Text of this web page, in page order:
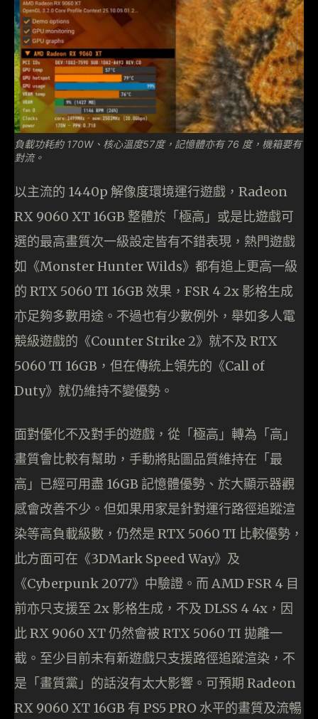
負載功耗約 170W、核心溫度57度，記憶體亦有 76 度，機箱要有
對流。
以主流的 1440p 解像度環境運行遊戲，Radeon
RX 9060 XT 16GB 整體於「極高」或是比遊戲可
選的最高畫質次一級設定皆有不錯表現，熱門遊戲
如《Monster Hunter Wilds》都有追上更高一級
的 RTX 5060 TI 16GB 效果，FSR 4 2x 影格生成
亦足夠多數用途。不過也有少數例外，舉如多人電
競級遊戲的《Counter Strike 2》就不及 RTX
5060 TI 16GB，但在傳統上領先的《Call of
Duty》就仍維持不變優勢。
面對優化不及對手的遊戲，從「極高」轉為「高」
畫質會比較有幫助，手動將貼圖品質維持在「最
高」已經可用盡 16GB 記憶體優勢、於大顯示器觀
感會改善不少。但如果用家是針對運行路徑追蹤渲
染等高負載級數，仍然是 RTX 5060 TI 比較優勢，
此方面可在《3DMark Speed Way》及
《Cyberpunk 2077》中驗證。而 AMD FSR 4 目
前亦只支援至 2x 影格生成，不及 DLSS 4 4x，因
此 RX 9060 XT 仍然會被 RTX 5060 TI 拋離一
截。至少目前未有新遊戲只支援路徑追蹤渲染，不
是「畫質黨」的話沒有太大影響。可預期 Radeon
RX 9060 XT 16GB 有 PS5 PRO 水平的畫質及流暢